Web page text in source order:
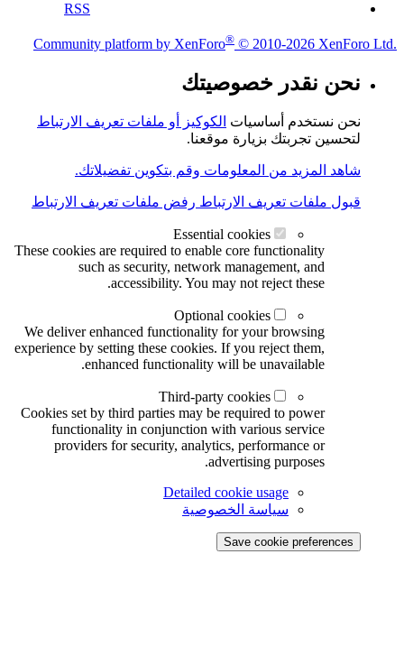
RSS
Community platform by XenForo® © 2010-2026 XenForo Ltd.
نحن نقدر خصوصيتك
نحن نستخدم أساسيات الكوكيز أو ملفات تعريف الارتباط
لتحسين تجربتك بزيارة موقعنا.
شاهد المزيد من المعلومات وقم بتكوين تفضيلاتك.
قبول ملفات تعريف الارتباط رفض ملفات تعريف الارتباط
Essential cookies
These cookies are required to enable core functionality
such as security, network management, and
accessibility. You may not reject these.
Optional cookies
We deliver enhanced functionality for your browsing
experience by setting these cookies. If you reject them,
enhanced functionality will be unavailable.
Third-party cookies
Cookies set by third parties may be required to power
functionality in conjunction with various service
providers for security, analytics, performance or
advertising purposes.
Detailed cookie usage
سياسة الخصوصية
Save cookie preferences